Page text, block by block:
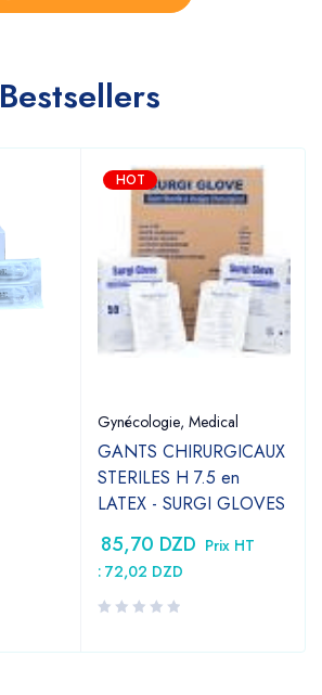
Bestsellers
HOT
Gynécologie, Medical
GANTS CHIRURGICAUX
STERILES H 7.5 en
LATEX - SURGI GLOVES
85,70 DZD Prix HT
: 72,02 DZD